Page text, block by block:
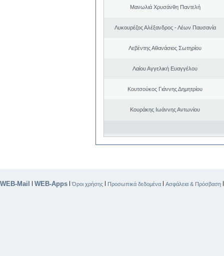
Μανωλιά Χρυσάνθη Παντελή
Λυκουρέζος Αλέξανδρος - Λέων Παυσανία
Λεβέντης Αθανάσιος Σωτηρίου
Λαίου Αγγελική Ευαγγέλου
Κουτσούκος Γιάννης Δημητρίου
Κουράκης Ιωάννης Αντωνίου
WEB-Mail | WEB-Apps |Όροι χρήσης | Προσωπικά δεδομένα | Ασφάλεια & Πρόσβαση